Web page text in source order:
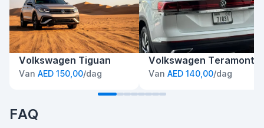
Volkswagen Tiguan
Van AED 150,00/dag
Volkswagen Teramont
Van AED 140,00/dag
FAQ